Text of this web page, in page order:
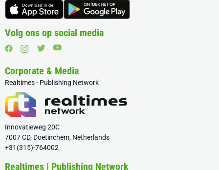
Volg ons op social media
Corporate & Media
Realtimes - Publishing Network
Innovatieweg 20C
7007 CD, Doetinchem, Netherlands
+31(315)-764002
Realtimes | Publishing Network